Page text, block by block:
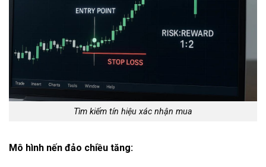
Tìm kiếm tín hiệu xác nhận mua
Mô hình nến đảo chiều tăng: